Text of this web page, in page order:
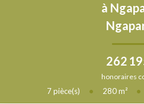
DÉPOSEZ
NOUS
à
262
honoraires
7pièce(s) • 280m² •